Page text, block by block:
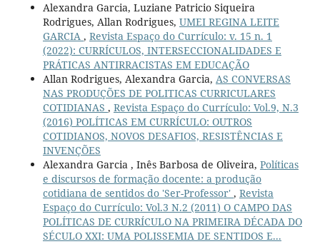
Alexandra Garcia, Luziane Patricio Siqueira
Rodrigues, Allan Rodrigues, UMEI REGINA LEITE
GARCIA , Revista Espaço do Currículo: v. 15 n. 1
(2022): CURRÍCULOS, INTERSECCIONALIDADES E
PRÁTICAS ANTIRRACISTAS EM EDUCAÇÃO
Allan Rodrigues, Alexandra Garcia, AS CONVERSAS
NAS PRODUÇÕES DE POLITICAS CURRICULARES
COTIDIANAS , Revista Espaço do Currículo: Vol.9, N.3
(2016) POLÍTICAS EM CURRÍCULO: OUTROS
COTIDIANOS, NOVOS DESAFIOS, RESISTÊNCIAS E
INVENÇÕES
Alexandra Garcia , Inês Barbosa de Oliveira, Políticas
e discursos de formação docente: a produção
cotidiana de sentidos do 'Ser-Professor' , Revista
Espaço do Currículo: Vol.3 N.2 (2011) O CAMPO DAS
POLÍTICAS DE CURRÍCULO NA PRIMEIRA DÉCADA DO
SÉCULO XXI: UMA POLISSEMIA DE SENTIDOS E...